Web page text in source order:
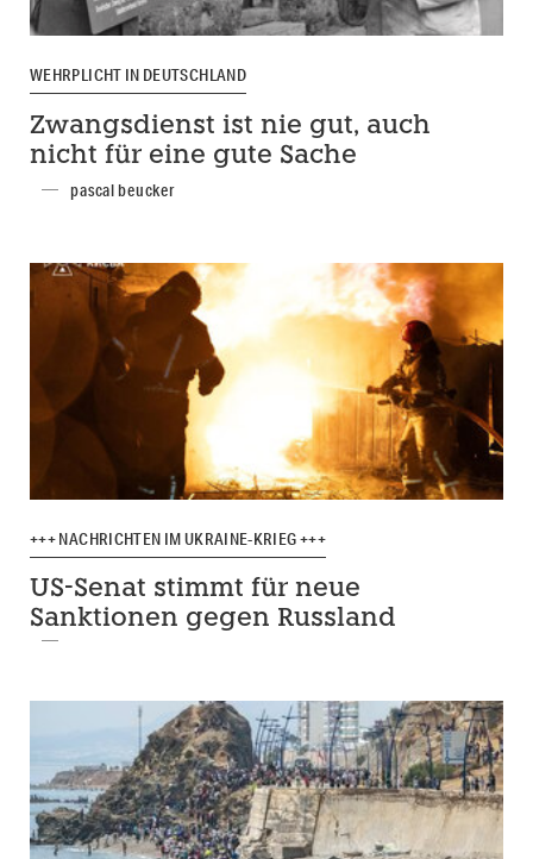
WEHRPLICHT IN DEUTSCHLAND
Zwangsdienst ist nie gut, auch
nicht für eine gute Sache
pascal beucker
+++ NACHRICHTEN IM UKRAINE-KRIEG +++
US-Senat stimmt für neue
Sanktionen gegen Russland